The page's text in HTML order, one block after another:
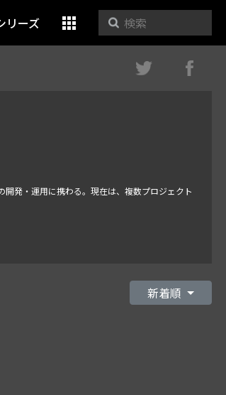
リーズ
発・運用に携わる。現在は、複数プロジェクト
新着順